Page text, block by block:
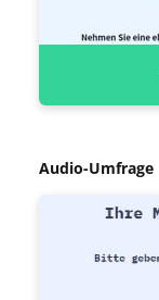
Audio-Umfrage